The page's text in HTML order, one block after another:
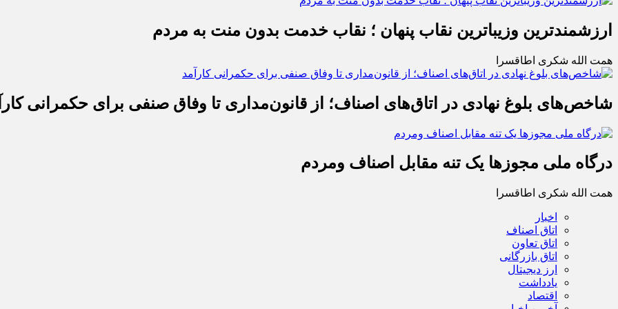
ارزشمندترین وزیباترین نقاب پنهان ؛ نقاب خدمت بدون منت به مردم
همت الله شکری اطاقسرا
شاخص‌های بلوغ نهادی در اتاق‌های اصناف؛ از قانون‌مداری تا وفاق صنفی برای حکمرانی
درگاه ملی مجوزها یک تنه مقابل اصناف ومردم
همت الله شکری اطاقسرا
اخبار
اتاق اصناف
اتاق تعاون
اتاق بازرگانی
ارز دیجیتال
یادداشت
اقتصاد